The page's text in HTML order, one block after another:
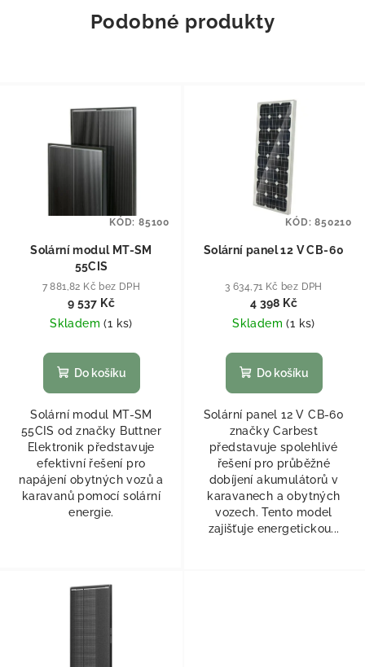
Podobné produkty
Solární modul MT-SM
55CIS
7 881,82 Kč bez DPH
9 537 Kč
Skladem(1 ks)
Do košíku
Solární modul MT-SM
55CIS od značky Buttner
Elektronik představuje
efektivní řešení pro
napájení obytných vozů a
karavanů pomocí solární
energie.
KÓD: 85100
Solární panel 12 V CB-60
3 634,71 Kč bez DPH
4 398 Kč
Skladem(1 ks)
Do košíku
Solární panel 12 V CB-60
značky Carbest
představuje spolehlivé
řešení pro průběžné
dobíjení akumulátorů v
karavanech a obytných
vozech. Tento model
zajišťuje energetickou...
KÓD:850210